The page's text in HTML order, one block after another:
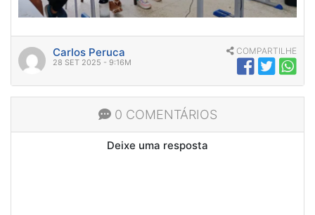
Carlos Peruca
28 SET 2025 - 9:16M
COMPARTILHE
0 COMENTÁRIOS
Deixe uma resposta